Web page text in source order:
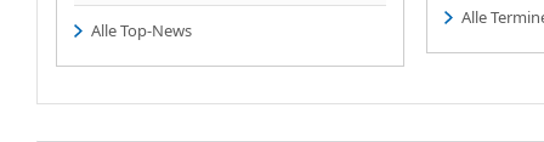
Alle Top-News
Alle